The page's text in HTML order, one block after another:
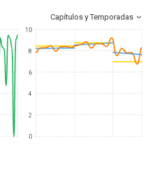
Capítulos y Temporadas
10
8
6
4
2
0